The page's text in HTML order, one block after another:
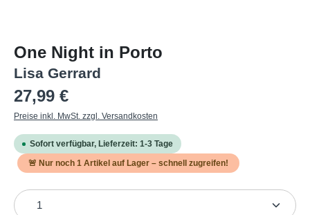
One Night in Porto
Lisa Gerrard
Regulärer Preis:
27,99 €
Preise inkl. MwSt. zzgl. Versandkosten
Sofort verfügbar, Lieferzeit: 1-3 Tage
🚨 Nur noch 1 Artikel auf Lager – schnell zugreifen!
Produkt Anzahl: Gib den gewünschten Wert ein